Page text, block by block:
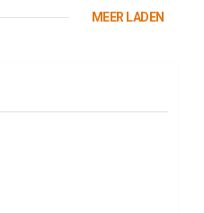
MEER LADEN